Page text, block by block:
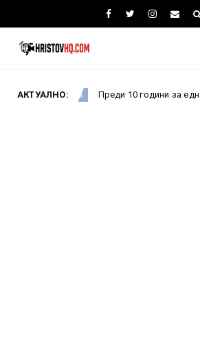
АКТУАЛНО:
Новини Преди 10 години за една нощ